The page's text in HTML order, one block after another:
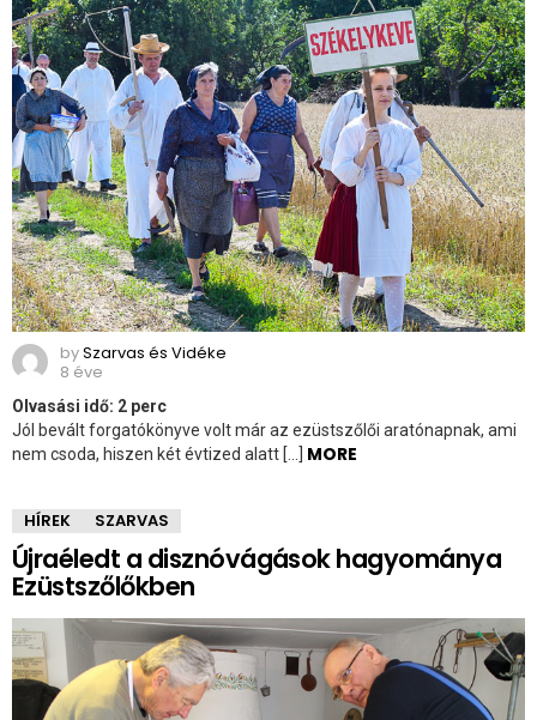
bySzarvas és Vidéke
8 éve
Olvasási idő: 2 perc
Jól bevált forgatókönyve volt már az ezüstszőlői aratónapnak, ami
nem csoda, hiszen két évtized alatt […] MORE
HÍREK SZARVAS
Újraéledt a disznóvágások hagyománya
Ezüstszőlőkben